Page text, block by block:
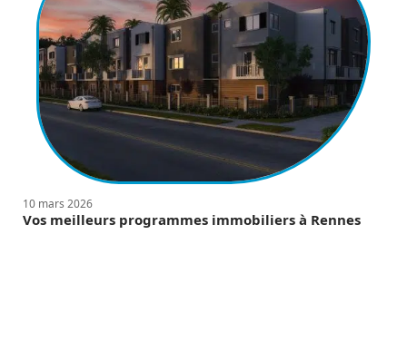
10 mars 2026
Vos meilleurs programmes immobiliers à Rennes